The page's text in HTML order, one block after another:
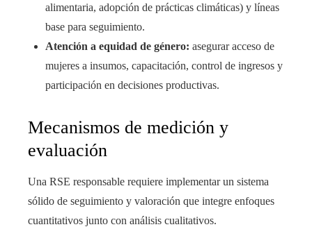
alimentaria, adopción de prácticas climáticas) y líneas
base para seguimiento.
Atención a equidad de género: asegurar acceso de
mujeres a insumos, capacitación, control de ingresos y
participación en decisiones productivas.
Mecanismos de medición y
evaluación
Una RSE responsable requiere implementar un sistema
sólido de seguimiento y valoración que integre enfoques
cuantitativos junto con análisis cualitativos.